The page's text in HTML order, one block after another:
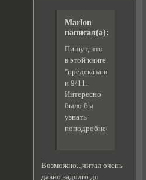
Marlon
написал(а):
Пишут, что
в этой книге
"предсказано"
и 9/11.
Интересно
было бы
узнать
поподробнее
Возможно..,читал очень
давно,задолго до